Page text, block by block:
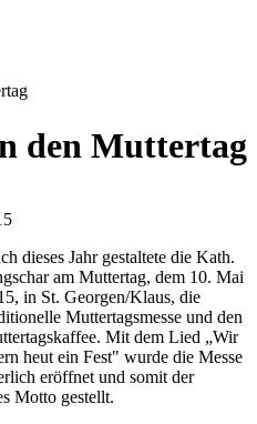
den Muttertag
dieses Jahr gestaltete die Kath.
am Muttertag, dem 10. Mai
in St. Georgen/Klaus, die
Muttertagsmesse und den
Mit dem Lied „Wir
heut ein Fest" wurde die Messe
eröffnet und somit der
Motto gestellt.